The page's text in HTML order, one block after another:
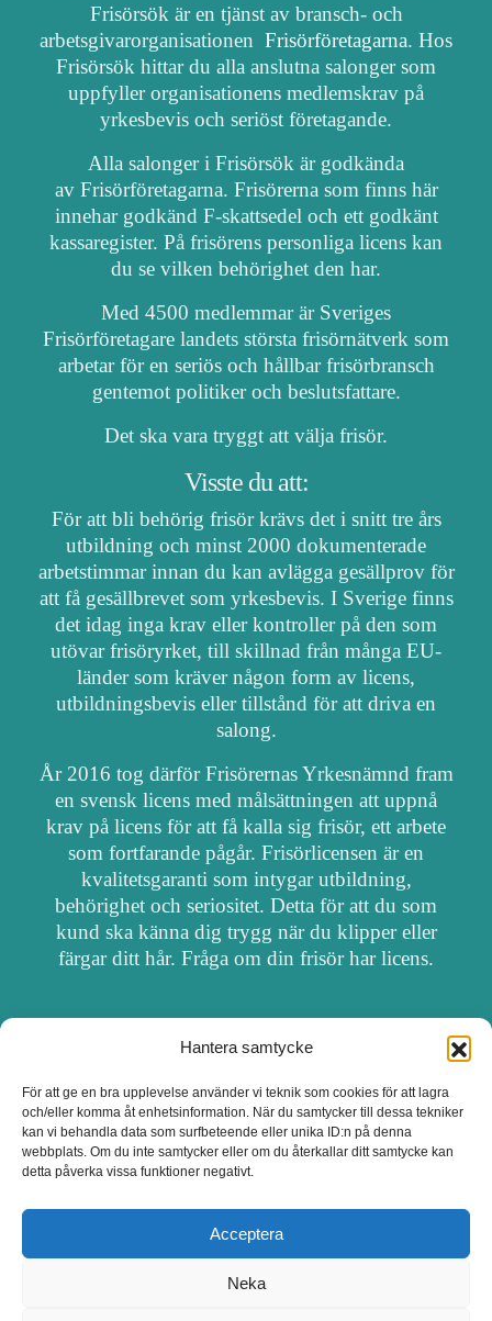
Hantera samtycke
För att ge en bra upplevelse använder vi teknik som cookies för att lagra
och/eller komma åt enhetsinformation. När du samtycker till dessa tekniker
kan vi behandla data som surfbeteende eller unika ID:n på denna
webbplats. Om du inte samtycker eller om du återkallar ditt samtycke kan
detta påverka vissa funktioner negativt.
Acceptera
Neka
Frisörsök är en tjänst av bransch- och
arbetsgivarorganisationen Frisörföretagarna. Hos
Frisörsök hittar du alla anslutna salonger som
uppfyller organisationens medlemskrav på
yrkesbevis och seriöst företagande.
Alla salonger i Frisörsök är godkända
av Frisörföretagarna. Frisörerna som finns här
innehar godkänd F-skattsedel och ett godkänt
kassaregister. På frisörens personliga licens kan
du se vilken behörighet den har.
Med 4500 medlemmar är Sveriges
Frisörföretagare landets största frisörnätverk som
arbetar för en seriös och hållbar frisörbransch
gentemot politiker och beslutsfattare.
Det ska vara tryggt att välja frisör.
Visste du att:
För att bli behörig frisör krävs det i snitt tre års
utbildning och minst 2000 dokumenterade
arbetstimmar innan du kan avlägga gesällprov för
att få gesällbrevet som yrkesbevis. I Sverige finns
det idag inga krav eller kontroller på den som
utövar frisöryrket, till skillnad från många EU-
länder som kräver någon form av licens,
utbildningsbevis eller tillstånd för att driva en
salong.
År 2016 tog därför Frisörernas Yrkesnämnd fram
en svensk licens med målsättningen att uppnå
krav på licens för att få kalla sig frisör, ett arbete
som fortfarande pågår. Frisörlicensen är en
kvalitetsgaranti som intygar utbildning,
behörighet och seriositet. Detta för att du som
kund ska känna dig trygg när du klipper eller
färgar ditt hår. Fråga om din frisör har licens.
OM FRISÖRSÖK
UPPDATERA SALONG